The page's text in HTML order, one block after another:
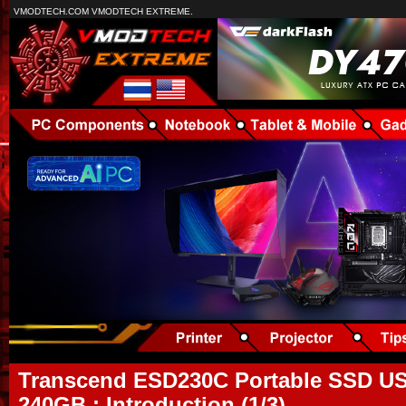
VMODTECH.COM VMODTECH EXTREME.
Transcend ESD230C Portable SSD